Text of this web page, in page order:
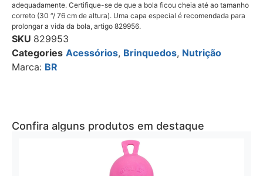
adequadamente. Certifique-se de que a bola ficou cheia até ao tamanho
correto (30 “/ 76 cm de altura). Uma capa especial é recomendada para
prolongar a vida da bola, artigo 829956.
SKU 829953
Categories Acessórios, Brinquedos, Nutrição
Marca: BR
Confira alguns produtos em destaque